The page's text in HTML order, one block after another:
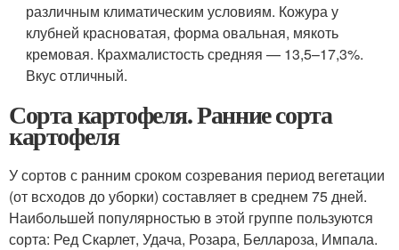
различным климатическим условиям. Кожура у
клубней красноватая, форма овальная, мякоть
кремовая. Крахмалистость средняя — 13,5–17,3%.
Вкус отличный.
Сорта картофеля. Ранние сорта
картофеля
У сортов с ранним сроком созревания период вегетации
(от всходов до уборки) составляет в среднем 75 дней.
Наибольшей популярностью в этой группе пользуются
сорта: Ред Скарлет, Удача, Розара, Беллароза, Импала.